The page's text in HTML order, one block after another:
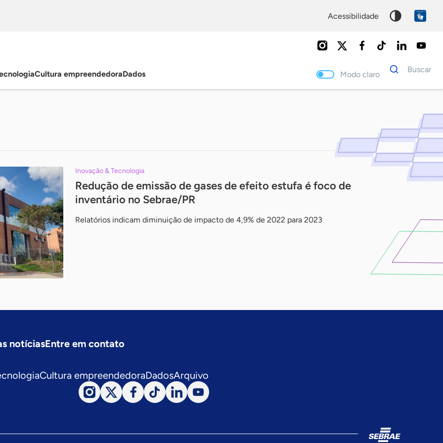
acessibilidade
Cultura empreendedoraDados Modo claro
Dados
para
Buscar
Inovação & Tecnologia
Redução de emissão de gases de efeito estufa é foco de
inventário no Sebrae/PR
Relatórios indicam diminuição de impacto de 4,9% de 2022 para 2023
notíciasEntre em contato
Cultura empreendedoraDadosArquivo